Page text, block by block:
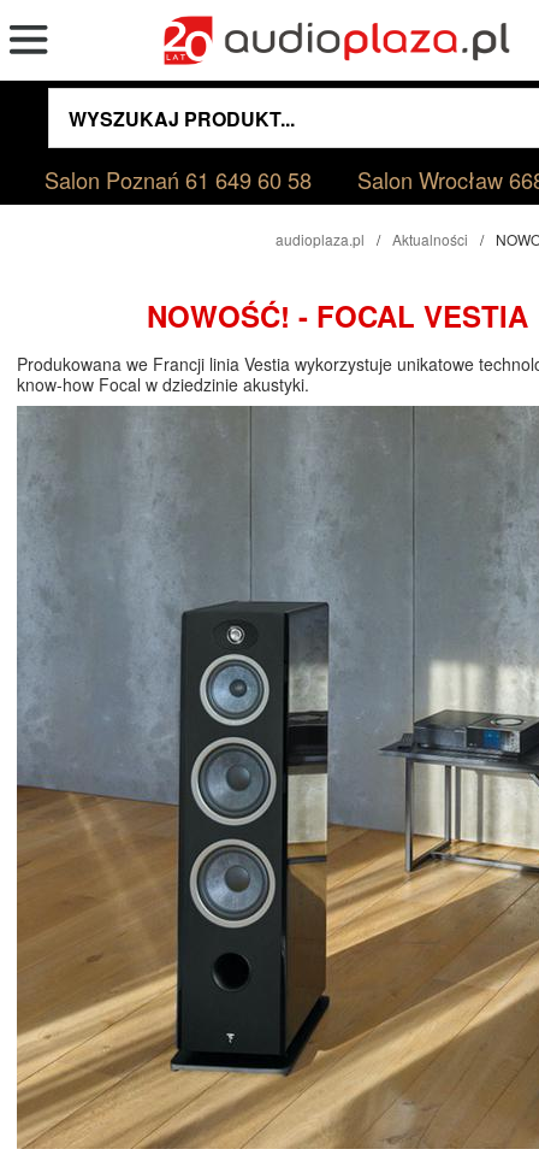
Salon Poznań61 649 60 58 Salon Wrocław
audioplaza.pl Aktualności
NOWOŚĆ! - FOCAL VESTIA
Produkowana we Francji linia Vestia wykorzystuje unikatowe
know-how Focal w dziedzinie akustyki.